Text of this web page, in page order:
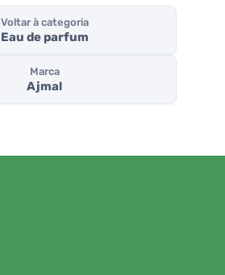
Voltar à categoria
Eau de parfum
Marca
Ajmal